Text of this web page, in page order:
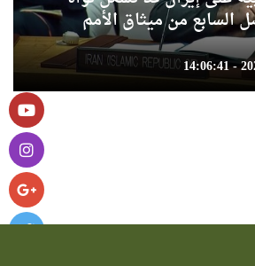
السابع من ميثاق الأمم